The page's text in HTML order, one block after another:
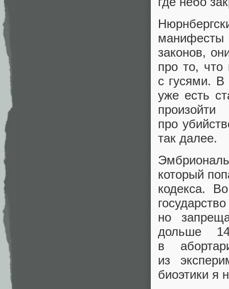
законов,
про то, что
с гусями. В
уже есть
про
так далее.
который
кодекса.
но
дольше
в
из
биоэтики я